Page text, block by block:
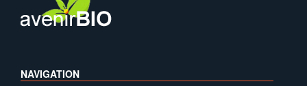
NAVIGATION